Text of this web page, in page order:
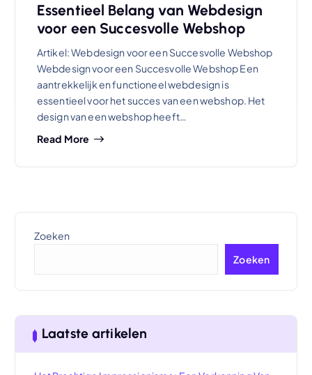
Essentieel Belang van Webdesign
voor een Succesvolle Webshop
Artikel: Webdesign voor een Succesvolle Webshop
Webdesign voor een Succesvolle Webshop Een
aantrekkelijk en functioneel webdesign is
essentieel voor het succes van een webshop. Het
design van een webshop heeft…
Read More
Zoeken
Zoeken
Laatste artikelen